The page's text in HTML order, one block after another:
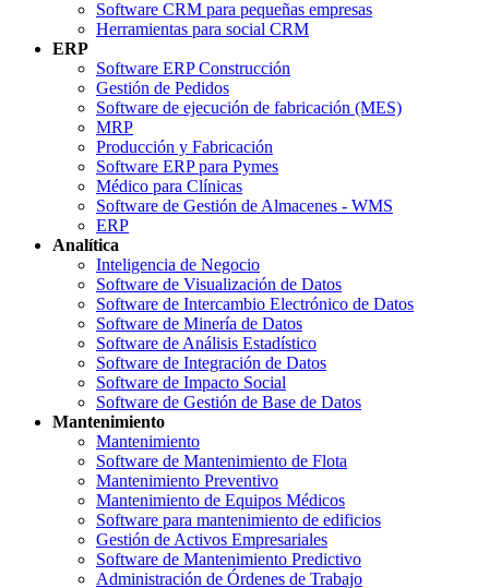
Software CRM para pequeñas empresas
Herramientas para social CRM
ERP
Software ERP Construcción
Gestión de Pedidos
Software de ejecución de fabricación (MES)
MRP
Producción y Fabricación
Software ERP para Pymes
Médico para Clínicas
Software de Gestión de Almacenes - WMS
ERP
Analítica
Inteligencia de Negocio
Software de Visualización de Datos
Software de Intercambio Electrónico de Datos
Software de Minería de Datos
Software de Análisis Estadístico
Software de Integración de Datos
Software de Impacto Social
Software de Gestión de Base de Datos
Mantenimiento
Mantenimiento
Software de Mantenimiento de Flota
Mantenimiento Preventivo
Mantenimiento de Equipos Médicos
Software para mantenimiento de edificios
Gestión de Activos Empresariales
Software de Mantenimiento Predictivo
Administración de Órdenes de Trabajo